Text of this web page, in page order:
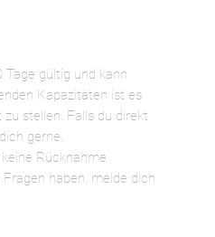
gültig und kann
Kapazitäten ist es
stellen. Falls du direkt
gerne.
Rücknahme
haben, melde dich